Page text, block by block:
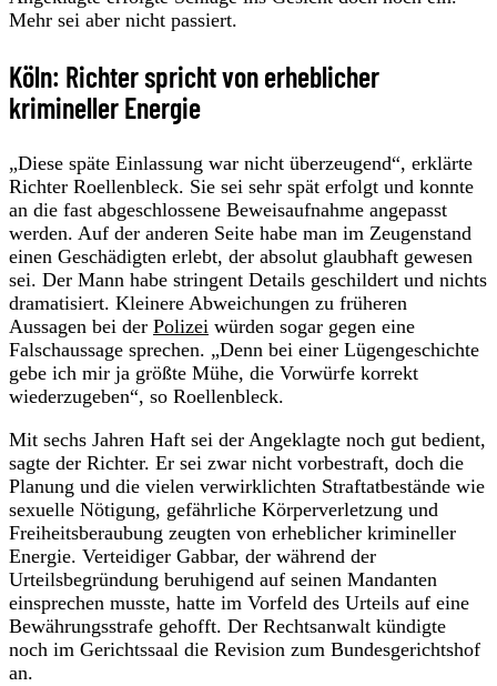
Mehr sei aber nicht passiert.
Köln: Richter spricht von erheblicher
krimineller Energie
„Diese späte Einlassung war nicht überzeugend“, erklärte
Richter Roellenbleck. Sie sei sehr spät erfolgt und konnte
an die fast abgeschlossene Beweisaufnahme angepasst
werden. Auf der anderen Seite habe man im Zeugenstand
einen Geschädigten erlebt, der absolut glaubhaft gewesen
sei. Der Mann habe stringent Details geschildert und nichts
dramatisiert. Kleinere Abweichungen zu früheren
Aussagen bei der Polizei würden sogar gegen eine
Falschaussage sprechen. „Denn bei einer Lügengeschichte
gebe ich mir ja größte Mühe, die Vorwürfe korrekt
wiederzugeben“, so Roellenbleck.
Mit sechs Jahren Haft sei der Angeklagte noch gut bedient,
sagte der Richter. Er sei zwar nicht vorbestraft, doch die
Planung und die vielen verwirklichten Straftatbestände wie
sexuelle Nötigung, gefährliche Körperverletzung und
Freiheitsberaubung zeugten von erheblicher krimineller
Energie. Verteidiger Gabbar, der während der
Urteilsbegründung beruhigend auf seinen Mandanten
einsprechen musste, hatte im Vorfeld des Urteils auf eine
Bewährungsstrafe gehofft. Der Rechtsanwalt kündigte
noch im Gerichtssaal die Revision zum Bundesgerichtshof
an.